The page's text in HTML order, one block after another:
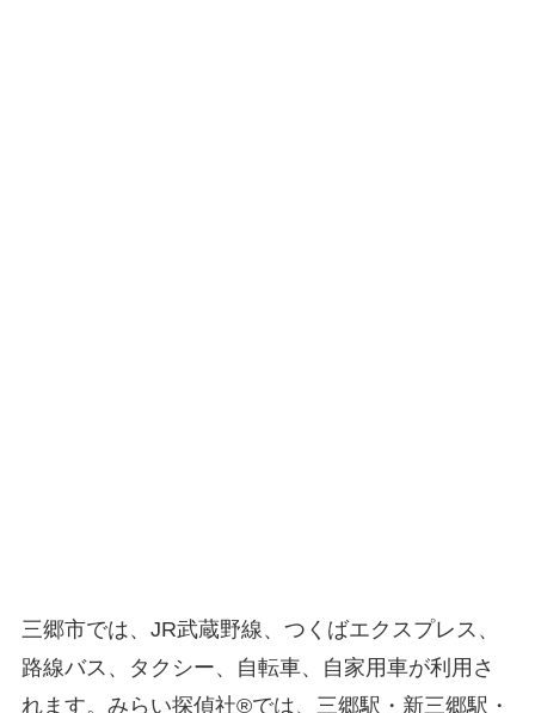
三郷市では、JR武蔵野線、つくばエクスプレス、
路線バス、タクシー、自転車、自家用車が利用さ
れます。みらい探偵社®︎では、三郷駅・新三郷駅・